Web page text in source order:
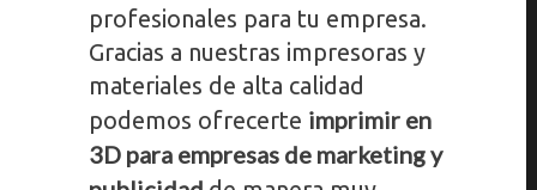
profesionales para tu empresa.
Gracias a nuestras impresoras y
materiales de alta calidad
podemos ofrecerte imprimir en
3D para empresas de marketing y